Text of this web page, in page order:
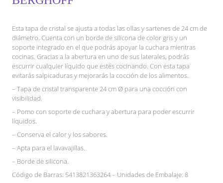
Esta tapa de cristal se ajusta a todas las ollas y sartenes de 24 cm de
diámetro. Cuenta con un borde de silicona de color gris y un
soporte integrado en el que podrás apoyar la cuchara mientras
cocinas. Gracias a la abertura en uno de sus laterales, podrás
escurrir cualquier líquido que estés cocinando. Con esta tapa
evitarás salpicaduras y mejorarás la cocción de los alimentos.
– Tapa de cristal transparente 24 cm Ø para una cocción con
visibilidad.
– Pomo con soporte de cuchara y abertura para poder escurrir
líquidos.
– Conserva el calor y los sabores.
– Apta para el lavavajillas.
– Borde de silicona.
Código de Barras: 5413821363264 – Unidades de Embalaje: 8